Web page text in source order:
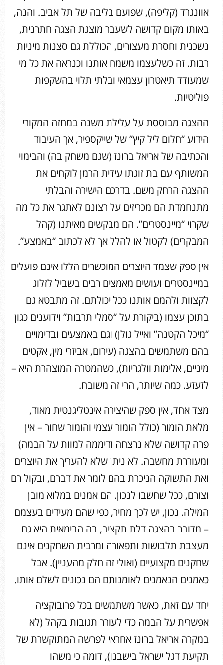
אוונגרד (קליפה), שפועם בליבה של תל אביב. והנה,
באותו מקום קדושה לשעבר מוצגת הצגה חתרנית,
נשכנית וחסרת מעצורים, הכוללת גם סצנות מיניות
רבות. זה כשלעצמו משמח אותנו וכנראה את כל מי
שמעודד תיאטרון עצמאי ובלתי תלוי בהשקפות
פוליטיות.
ההצגה מבוססת על עלילת משנה במחזה המקורי
הידוע “חלום ליל קיץ” של שייקספיר, אך העיבוד
והכתיבה של אריאל ברונז (שגם משחק בה) והבימוי
המשותף עם בת זוגתו עידית הרמן לוקחים את
ההצגה הרחק משם. בדרכם הישירה והבלתי
מתנחמדת הם מכריזים על רצונם לאתגר את כל מה
שקרוי “מיינסטרים”. הם מבקשים מאיתנו (קהל
המבקרים) לקטול או להלל אך לא לכתוב “באמצע”.
אין ספק שצמד היוצרים המוכשרים הללו אינם פועלים
במיינסטרים ועושים מאמצים רבים בשביל לזלוג
לקצוות ולהמם אותנו ככל יכולתם. זה מתבטא גם
בתוכן עצמו (ביקורת על “סמלי תרבות” וידוענים כגון
“מיכל הקטנה” ואייל גולן) וגם באמצעים ובדימויים
בהם משתמשים בהצגה (עירום, אביזרי מין, אקטים
מיניים, אלימות וולגריות), כשהמטרה המוצהרת היא –
לזעזע. כמה שיותר, הרי זה משובח.
מצד אחד, אין ספק שהיצירה אינטליגנטית מאוד,
מלאת הומור (כולל הומור עצמי והומור שחור – אין
פרה קדושה שלא נרצחה ודיממה למוות על הבמה)
ומעוררת מחשבה. לא ניתן שלא להעריך את היוצרים
ואת התשוקה הניכרת בהם לומר את דברם, ובקול רם
וצורם, ככל שחשבו לנכון. הם אמנים במלוא מובן
המילה. נכון, יש לכך מחיר, כפי שהם מעידים בעצמם
– מדובר בהצגה דלת תקציב, בה הבימאית היא גם
מעצבת תלבושות ותפאורה ומרבית השחקנים אינם
שחקנים מקצועיים (ואולי זה חלק מהעניין). אבל
כאמנים הנאמנים לאומנותם הם נכונים לשלם אותו.
יחד עם זאת, כאשר משתמשים בכל פרובוקציה
אפשרית על הבמה כדי לעורר תגובות בקהל (לא
במקרה אריאל ברונז אחראי לפרשה המתוקשרת של
תקיעת דגל ישראל בישבנו), דומה כי משהו